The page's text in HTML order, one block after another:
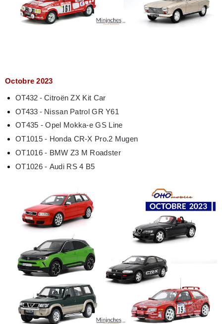
Octobre 2023
OT432 - Citroën ZX Kit Car
OT433 - Nissan Patrol GR Y61
OT435 -Opel Mokka-e GS Line
OT1015 - Honda CR-X Pro.2 Mugen
OT1016 - BMW Z3 M Roadster
OT1026 - Audi RS 4 B5